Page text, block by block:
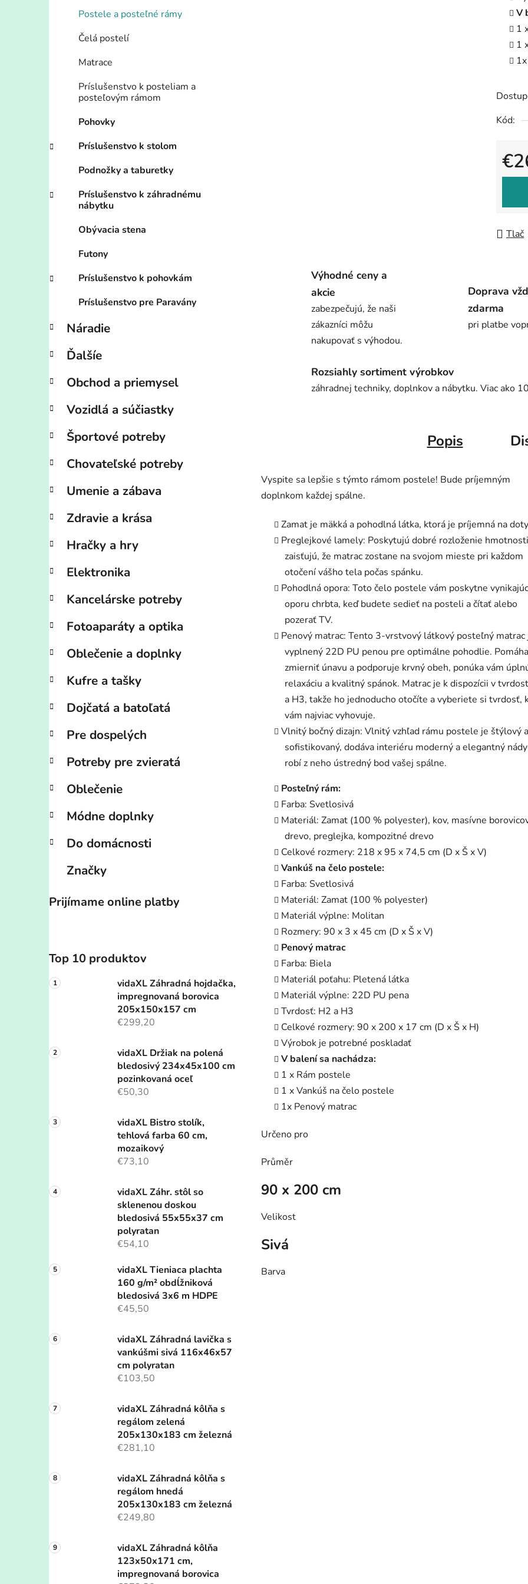
Postele a posteľné rámy
Čelá postelí
Matrace
Príslušenstvo k posteliam a
posteľovým rámom
Pohovky
Príslušenstvo k stolom
Podnožky a taburetky
Príslušenstvo k záhradnému
nábytku
Obývacia stena
Futony
Príslušenstvo k pohovkám
Príslušenstvo pre Paravány
Náradie
Ďalšíe
Obchod a priemysel
Vozidlá a súčiastky
Športové potreby
Chovateľské potreby
Umenie a zábava
Zdravie a krása
Hračky a hry
Elektronika
Kancelárske potreby
Fotoaparáty a optika
Oblečenie a doplnky
Kufre a tašky
Dojčatá a batoľatá
Pre dospelých
Potreby pre zvieratá
Oblečenie
Módne doplnky
Do domácnosti
Značky
Prijímame online platby
Top 10 produktov
vidaXL Záhradná hojdačka,
impregnovaná borovica
205x150x157 cm
€299,20
vidaXL Držiak na polená
bledosivý 234x45x100 cm
pozinkovaná oceľ
€50,30
vidaXL Bistro stolík,
tehlová farba 60 cm,
mozaikový
€73,10
vidaXL Záhr. stôl so
sklenenou doskou
bledosivá 55x55x37 cm
polyratan
€54,10
vidaXL Tieniaca plachta
160 g/m² obdĺžniková
bledosivá 3x6 m HDPE
€45,50
vidaXL Záhradná lavička s
vankúšmi sivá 116x46x57
cm polyratan
€103,50
vidaXL Záhradná kôlňa s
regálom zelená
205x130x183 cm železná
€281,10
vidaXL Záhradná kôlňa s
regálom hnedá
205x130x183 cm železná
€249,80
vidaXL Záhradná kôlňa
123x50x171 cm,
impregnovaná borovica
V
1
1
Kód:
Tlač
Výhodné ceny a
akcie
zabezpečujú, že naši
zákazníci môžu
nakupovať s výhodou.
Doprava
zdarma
pri platbe
Rozsiahly sortiment výrobkov
záhradnej techniky, doplnkov a nábytku. Viac ako
Popis
Vyspite sa lepšie s týmto rámom postele! Bude príjemným
doplnkom každej spálne.
Zamat je mäkká a pohodlná látka, ktorá je príjemná na
Preglejkové lamely: Poskytujú dobré rozloženie
zaisťujú, že matrac zostane na svojom mieste pri každom
otočení vášho tela počas spánku.
Pohodlná opora: Toto čelo postele vám poskytne
oporu chrbta, keď budete sedieť na posteli a čítať alebo
pozerať TV.
Penový matrac: Tento 3-vrstvový látkový posteľný matrac
vyplnený 22D PU penou pre optimálne pohodlie. Pomáha
zmierniť únavu a podporuje krvný obeh, ponúka vám
relaxáciu a kvalitný spánok. Matrac je k dispozícii v
a H3, takže ho jednoducho otočíte a vyberiete si tvrdosť,
vám najviac vyhovuje.
Vlnitý bočný dizajn: Vlnitý vzhľad rámu postele je štýlový a
sofistikovaný, dodáva interiéru moderný a elegantný
robí z neho ústredný bod vašej spálne.
Posteľný rám:
Farba: Svetlosivá
Materiál: Zamat (100 % polyester), kov, masívne
drevo, preglejka, kompozitné drevo
Celkové rozmery: 218 x 95 x 74,5 cm (D x Š x V)
Vankúš na čelo postele:
Farba: Svetlosivá
Materiál: Zamat (100 % polyester)
Materiál výplne: Molitan
Rozmery: 90 x 3 x 45 cm (D x Š x V)
Penový matrac
Farba: Biela
Materiál poťahu: Pletená látka
Materiál výplne: 22D PU pena
Tvrdosť: H2 a H3
Celkové rozmery: 90 x 200 x 17 cm (D x Š x H)
Výrobok je potrebné poskladať
V balení sa nachádza:
1 x Rám postele
1 x Vankúš na čelo postele
1x Penový matrac
Určeno pro
Průměr
90 x 200 cm
Velikost
Sivá
Barva